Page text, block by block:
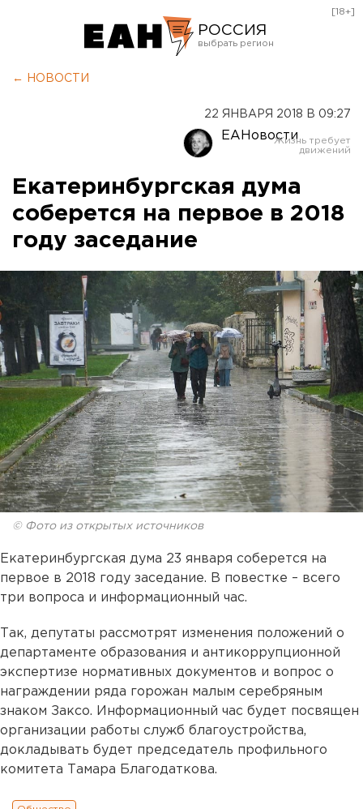
РОССИЯ
Оренбург
[18+]
← НОВОСТИ
22 ЯНВАРЯ 2018 В 09:27
ЕАНовости
Екатеринбургская дума
соберется на первое в 2018
году заседание
© Фото из открытых источников
Екатеринбургская дума 23 января соберется на
первое в 2018 году заседание. В повестке – всего
три вопроса и информационный час.
Так, депутаты рассмотрят изменения положений о
департаменте образования и антикоррупционной
экспертизе нормативных документов и вопрос о
награждении ряда горожан малым серебряным
знаком Заксо. Информационный час будет посвящен
организации работы служб благоустройства,
докладывать будет председатель профильного
комитета Тамара Благодаткова.